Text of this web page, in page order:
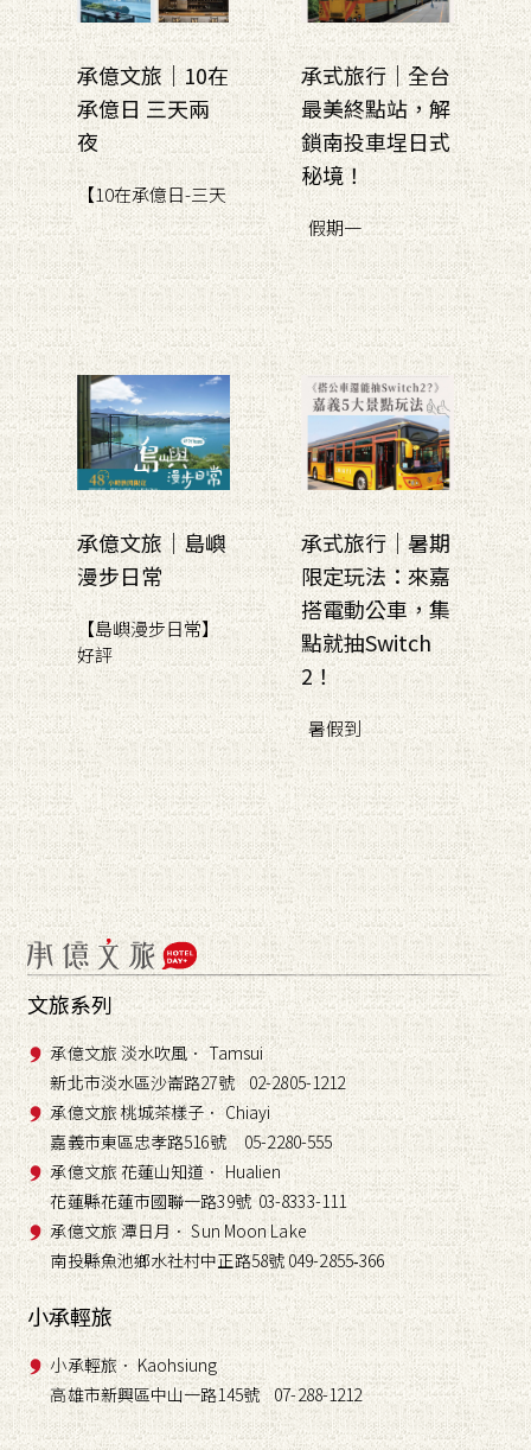
承億文旅｜10在
承億日 三天兩
夜
【10在承億日-三天
承式旅行｜全台
最美終點站，解
鎖南投車埕日式
秘境！
假期一
承億文旅｜島嶼
漫步日常
【島嶼漫步日常】
好評
承式旅行｜暑期
限定玩法：來嘉
搭電動公車，集
點就抽Switch
2！
暑假到
文旅系列
承億文旅 淡水吹風． Tamsui
新北市淡水區沙崙路27號 02-2805-1212
承億文旅 桃城茶樣子． Chiayi
嘉義市東區忠孝路516號 05-2280-555
承億文旅 花蓮山知道． Hualien
花蓮縣花蓮市國聯一路39號 03-8333-111
承億文旅 潭日月． Sun Moon Lake
南投縣魚池鄉水社村中正路58號 049-2855-366
小承輕旅
小承輕旅． Kaohsiung
高雄市新興區中山一路145號 07-288-1212